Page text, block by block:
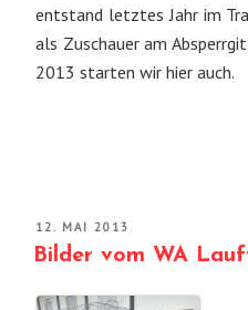
entstand letztes Jahr im
als Zuschauer am
2013 starten wir hier auch.
VERÖFFENTLICHT
AM
12. MAI 2013
Bilder vom WA